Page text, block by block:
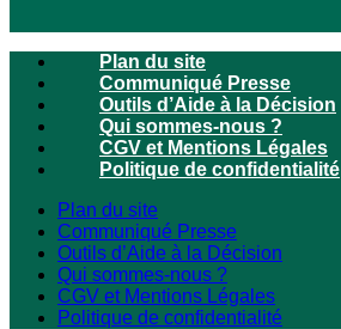
Plan du site
Communiqué Presse
Outils d’Aide à la Décision
Qui sommes-nous ?
CGV et Mentions Légales
Politique de confidentialité
Plan du site
Communiqué Presse
Outils d’Aide à la Décision
Qui sommes-nous ?
CGV et Mentions Légales
Politique de confidentialité